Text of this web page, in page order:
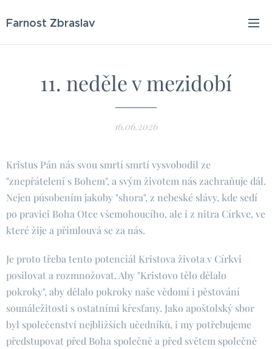
Farnost Zbraslav
11. neděle v mezidobí
16.06.2026
Kristus Pán nás svou smrtí smrtí vysvobodil ze
"znepřátelení s Bohem", a svým životem nás zachraňuje dál.
Nejen působením jakoby "shora", z nebeské slávy, kde sedí
po pravici Boha Otce všemohoucího, ale i z nitra Církve, ve
které žije a přimlouvá se za nás.
Je proto třeba tento potenciál Kristova života v Církvi
posilovat a rozmnožovat. Aby "Kristovo tělo dělalo
pokroky", aby dělalo pokroky naše vědomí i pěstování
sounáležitosti s ostatními křesťany. Jako apoštolský sbor
byl společenství nejbližších učedníků, i my potřebujeme
předstupovat před Boha společně a před světem společně